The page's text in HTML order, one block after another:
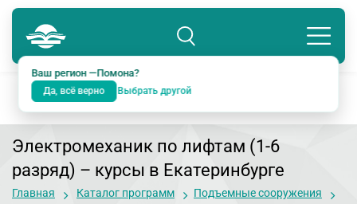
Помона
Подразделение: Екатеринбург
Ваш регион —Помона?
Да, всё верно Выбрать другой
8 800 234-18-38
Электромеханик по лифтам (1-6
разряд) – курсы в Екатеринбурге
Главная Каталог программ
Подъемные сооружения